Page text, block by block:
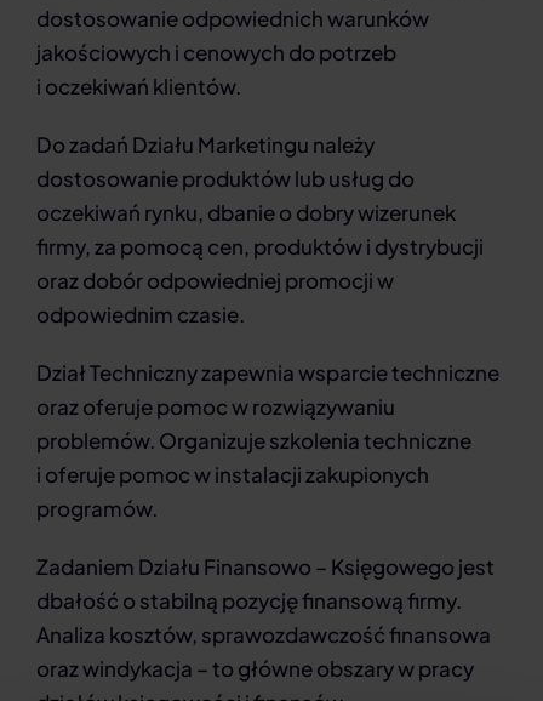
dostosowanie odpowiednich warunków
jakościowych i cenowych do potrzeb
i oczekiwań klientów.
Do zadań Działu Marketingu należy
dostosowanie produktów lub usług do
oczekiwań rynku, dbanie o dobry wizerunek
firmy, za pomocą cen, produktów i dystrybucji
oraz dobór odpowiedniej promocji w
odpowiednim czasie.
Dział Techniczny zapewnia wsparcie techniczne
oraz oferuje pomoc w rozwiązywaniu
problemów. Organizuje szkolenia techniczne
i oferuje pomoc w instalacji zakupionych
programów.
Zadaniem Działu Finansowo – Księgowego jest
dbałość o stabilną pozycję finansową firmy.
Analiza kosztów, sprawozdawczość finansowa
oraz windykacja – to główne obszary w pracy